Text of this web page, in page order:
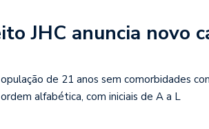
JHC anuncia novo
opulação de 21 anos sem comorbidades
ordem alfabética, com iniciais de A a L